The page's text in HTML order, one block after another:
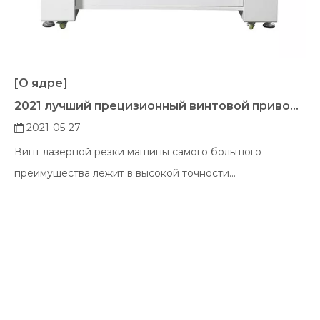
[О ядре]
2021 лучший прецизионный винтовой привод лазерный станок для резки
2021-05-27
Винт лазерной резки машины самого большого
преимущества лежит в высокой точности...